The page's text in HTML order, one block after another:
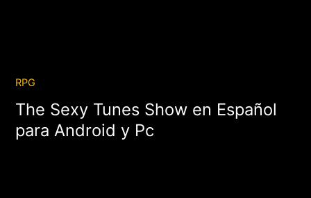
RPG
The Sexy Tunes Show en Español
para Android y Pc